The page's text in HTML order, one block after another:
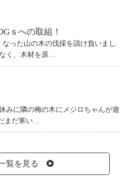
ｓへの取組！
った山の木の伐採を請け負いまし
く、木材を原…
みに隣の梅の木にメジロちゃんが遊
まだ寒い…
覧を見る